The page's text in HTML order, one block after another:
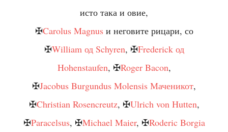
исто така и овие,
✠Carolus Magnusи неговите рицари, со
✠William од Schyren, ✠Frederick од
Hohenstaufen, ✠Roger Bacon,
✠Jacobus Burgundus Molensis Маченикот,
✠Christian Rosencreutz, ✠Ulrich von Hutten,
✠Paracelsus, ✠Michael Maier, ✠Roderic Borgia